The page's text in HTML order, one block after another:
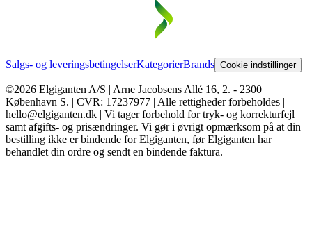
Salgs- og leveringsbetingelserKategorierBrands Cookie indstillinger
©2026 Elgiganten A/S | Arne Jacobsens Allé 16, 2. - 2300
København S. | CVR: 17237977 | Alle rettigheder forbeholdes |
hello@elgiganten.dk | Vi tager forbehold for tryk- og korrekturfejl
samt afgifts- og prisændringer. Vi gør i øvrigt opmærksom på at din
bestilling ikke er bindende for Elgiganten, før Elgiganten har
behandlet din ordre og sendt en bindende faktura.